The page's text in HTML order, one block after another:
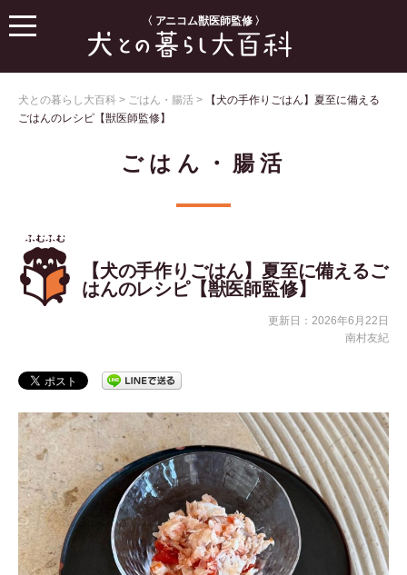
〈 アニコム獣医師監修 〉
犬との暮らし大百科 > ごはん・腸活 >
【犬の手作りごはん】夏至に備える
ごはんのレシピ【獣医師監修】
ごはん・腸活
【犬の手作りごはん】夏至に備えるご
はんのレシピ【獣医師監修】
更新日：2026年6月22日
南村友紀